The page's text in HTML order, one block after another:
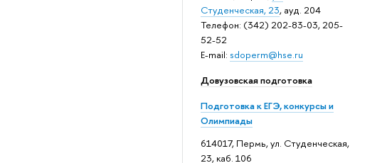
Студенческая, 23, ауд. 204
Телефон: (342) 202-83-03, 205-
52-52
E-mail: sdoperm@hse.ru
Довузовская подготовка
Подготовка к ЕГЭ, конкурсы и
Олимпиады
614017, Пермь, ул. Студенческая,
23, каб. 106